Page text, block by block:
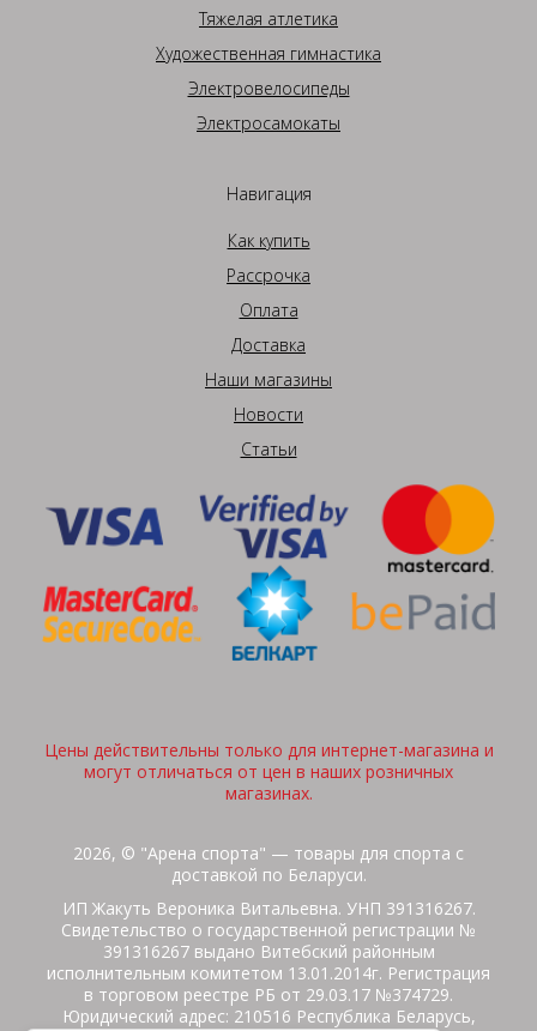
Тяжелая атлетика
Художественная гимнастика
Электровелосипеды
Электросамокаты
Навигация
Как купить
Рассрочка
Оплата
Доставка
Наши магазины
Новости
Статьи
Цены действительны только для интернет-магазина и
могут отличаться от цен в наших розничных
магазинах.
2026, © "Арена спорта" — товары для спорта с
доставкой по Беларуси.
ИП Жакуть Вероника Витальевна. УНП 391316267.
Свидетельство о государственной регистрации №
391316267 выдано Витебский районным
исполнительным комитетом 13.01.2014г. Регистрация
в торговом реестре РБ от 29.03.17 №374729.
Юридический адрес: 210516 Республика Беларусь,